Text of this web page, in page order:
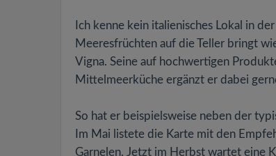
Ich kenne kein italienisches Lokal in
Meeresfrüchten auf die Teller bringt
Vigna. Seine auf hochwertigen
Mittelmeerküche ergänzt er dabei
So hat er beispielsweise neben der
Im Mai listete die Karte mit den
Garnelen. Jetzt im Herbst wartet eine